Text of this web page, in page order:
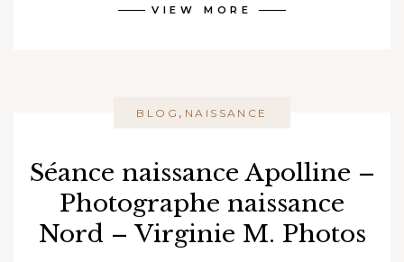
VIEW MORE
BLOG , NAISSANCE
Séance naissance Apolline –
Photographe naissance
Nord – Virginie M. Photos